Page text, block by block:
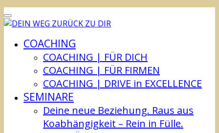
COACHING
COACHING | FÜR DICH
COACHING | FÜR FIRMEN
COACHING | DRIVE in EXCELLENCE
SEMINARE
Deine neue Beziehung. Raus aus
Koabhängigkeit – Rein in Fülle.